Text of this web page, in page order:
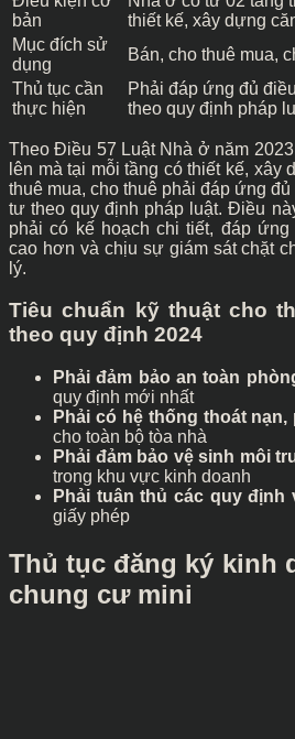
bản
thiết kế, xây dựng
Mục đích sử
dụng
Bán, cho thuê mua,
Thủ tục cần
thực hiện
Phải đáp ứng đủ
theo quy định pháp
Theo Điều 57 Luật Nhà ở năm
lên mà tại mỗi tầng có thiết kế, xây
thuê mua, cho thuê phải đáp ứng
tư theo quy định pháp luật. Điều
phải có kế hoạch chi tiết, đáp
cao hơn và chịu sự giám sát chặt
lý.
Tiêu chuẩn kỹ thuật cho
theo quy định 2024
Phải đảm bảo an toàn
quy định mới nhất
Phải có hệ thống thoát
cho toàn bộ tòa nhà
Phải đảm bảo vệ sinh môi
trong khu vực kinh doanh
Phải tuân thủ các quy định
giấy phép
Thủ tục đăng ký kinh
chung cư mini